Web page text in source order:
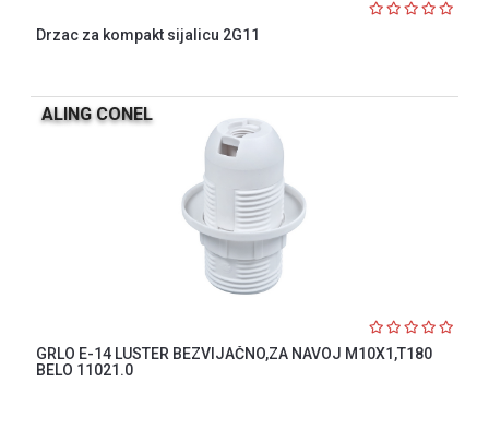
Drzac za kompakt sijalicu 2G11
ALING CONEL
GRLO E-14 LUSTER BEZVIJAČNO,ZA NAVOJ M10X1,T180
BELO 11021.0